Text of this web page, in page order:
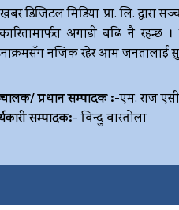
डिजिटल मिडिया प्रा. लि. द्धारा
अगाडी बढि नै
नजिक रहेर आम जनतालाई
प्रधान सम्पादक :-एम. राज एसी
सम्पादक:-विन्दु वास्तोला